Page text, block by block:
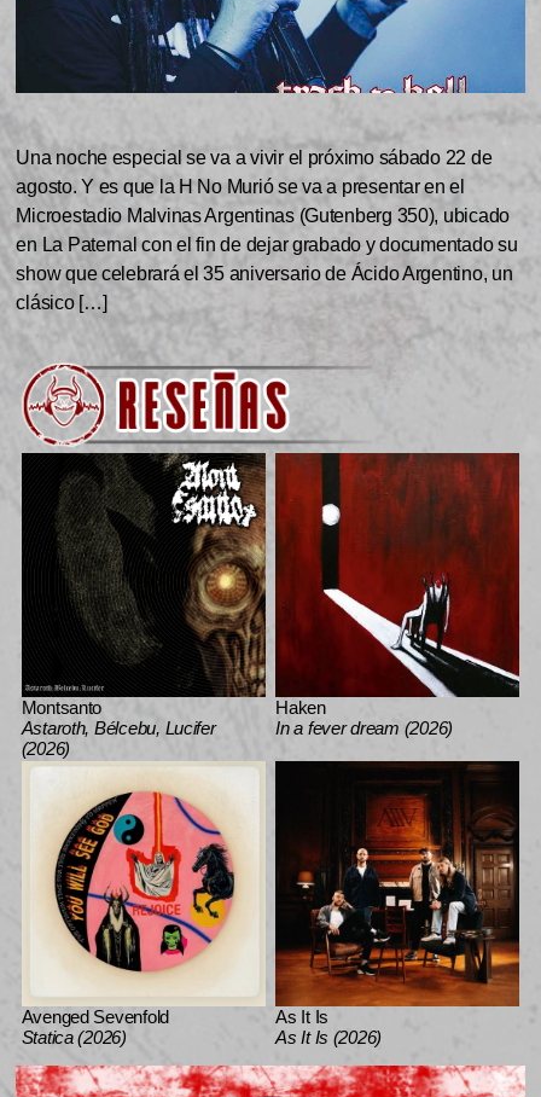
Una noche especial se va a vivir el próximo sábado 22 de
agosto. Y es que la H No Murió se va a presentar en el
Microestadio Malvinas Argentinas (Gutenberg 350), ubicado
en La Paternal con el fin de dejar grabado y documentado su
show que celebrará el 35 aniversario de Ácido Argentino, un
clásico […]
Montsanto
Astaroth, Bélcebu, Lucifer
(2026)
Haken
In a fever dream (2026)
Avenged Sevenfold
Statica (2026)
As It Is
As It Is (2026)